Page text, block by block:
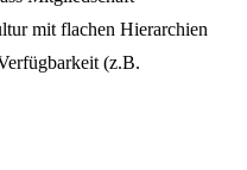
mit flachen Hierarchien
(z.B.